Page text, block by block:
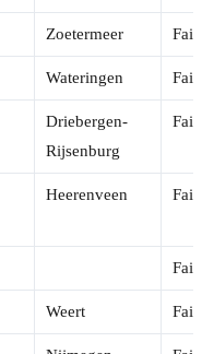
Zoetermeer
Wateringen
Driebergen-
Rijsenburg
Heerenveen
Weert